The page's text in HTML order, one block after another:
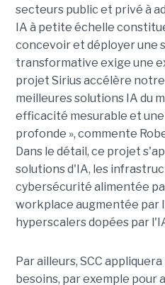
secteurs public et privé à
IA à petite échelle
concevoir et déployer une
transformative exige une
projet Sirius accélère
meilleures solutions IA du
efficacité mesurable et
profonde », commente
Dans le détail, ce projet
solutions d'IA, les
cybersécurité alimentée
workplace augmentée par
hyperscalers dopées par
Par ailleurs, SCC
besoins, par exemple pour